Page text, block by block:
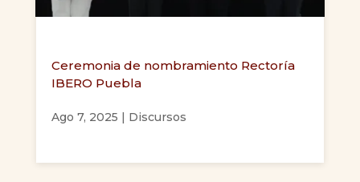
Ceremonia de nombramiento Rectoría
IBERO Puebla
Ago 7, 2025 | Discursos